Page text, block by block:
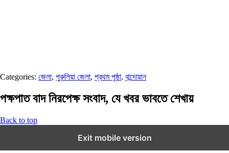
Categories: জেলা, পুরুলিয়া জেলা, প্রথম পৃষ্ঠা, বান্দোয়ান
পক্ষপাত বাদ নিরপেক্ষ সংবাদ, যে খবর ভাবতে শেখায়
Back to top
Exit mobile version